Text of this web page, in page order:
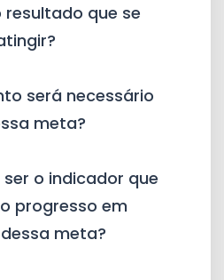
resultado que se
será necessário
meta?
ser o indicador que
progresso em
meta?